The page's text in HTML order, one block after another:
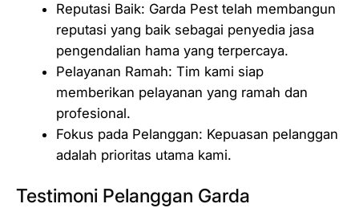
Reputasi Baik: Garda Pest telah membangun
reputasi yang baik sebagai penyedia jasa
pengendalian hama yang terpercaya.
Pelayanan Ramah: Tim kami siap
memberikan pelayanan yang ramah dan
profesional.
Fokus pada Pelanggan: Kepuasan pelanggan
adalah prioritas utama kami.
Testimoni Pelanggan Garda